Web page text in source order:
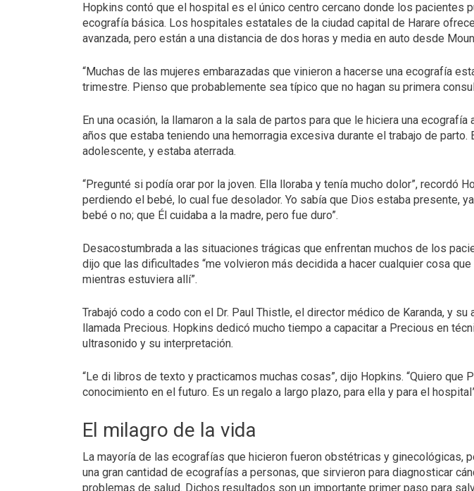
Hopkins contó que el hospital es el único centro cercano donde los pacientes
ecografía básica. Los hospitales estatales de la ciudad capital de Harare
avanzada, pero están a una distancia de dos horas y media en auto desde
“Muchas de las mujeres embarazadas que vinieron a hacerse una ecografía
trimestre. Pienso que probablemente sea típico que no hagan su primera
En una ocasión, la llamaron a la sala de partos para que le hiciera una ecografía
años que estaba teniendo una hemorragia excesiva durante el trabajo de parto.
adolescente, y estaba aterrada.
“Pregunté si podía orar por la joven. Ella lloraba y tenía mucho dolor”, recordó
perdiendo el bebé, lo cual fue desolador. Yo sabía que Dios estaba presente,
bebé o no; que Él cuidaba a la madre, pero fue duro”.
Desacostumbrada a las situaciones trágicas que enfrentan muchos de los
dijo que las dificultades “me volvieron más decidida a hacer cualquier cosa
mientras estuviera allí”.
Trabajó codo a codo con el Dr. Paul Thistle, el director médico de Karanda, y su
llamada Precious. Hopkins dedicó mucho tiempo a capacitar a Precious en
ultrasonido y su interpretación.
“Le di libros de texto y practicamos muchas cosas”, dijo Hopkins. “Quiero que
conocimiento en el futuro. Es un regalo a largo plazo, para ella y para el
El milagro de la vida
La mayoría de las ecografías que hicieron fueron obstétricas y ginecológicas,
una gran cantidad de ecografías a personas, que sirvieron para diagnosticar
problemas de salud. Dichos resultados son un importante primer paso para